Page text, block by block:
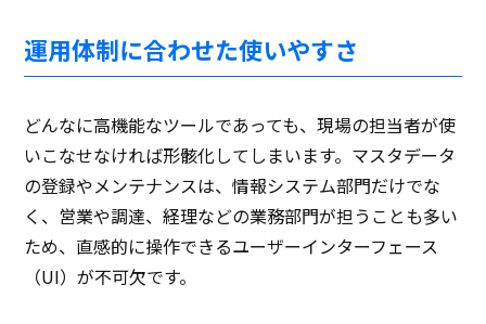
運用体制に合わせた使いやすさ
どんなに高機能なツールであっても、現場の担当者が使
いこなせなければ形骸化してしまいます。マスタデータ
の登録やメンテナンスは、情報システム部門だけでな
く、営業や調達、経理などの業務部門が担うことも多い
ため、直感的に操作できるユーザーインターフェース
（UI）が不可欠です。